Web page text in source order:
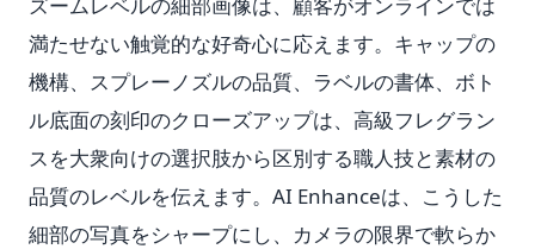
満たせない触覚的な好奇心に応えます。キャップの
機構、スプレーノズルの品質、ラベルの書体、ボト
ル底面の刻印のクローズアップは、高級フレグラン
スを大衆向けの選択肢から区別する職人技と素材の
品質のレベルを伝えます。AI Enhanceは、こうした
細部の写真をシャープにし、カメラの限界で軟らか